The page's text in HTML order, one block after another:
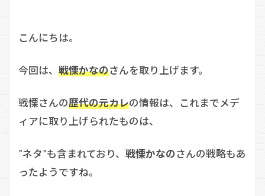
こんにちは。
今回は、 戦慄かなのさんを取り上げます。
戦慄さんの歴代の元カレの情報は、これまでメデ
ィアに取り上げられたものは、
”ネタ”も含まれており、 戦慄かなのさんの戦略もあ
ったようですね。